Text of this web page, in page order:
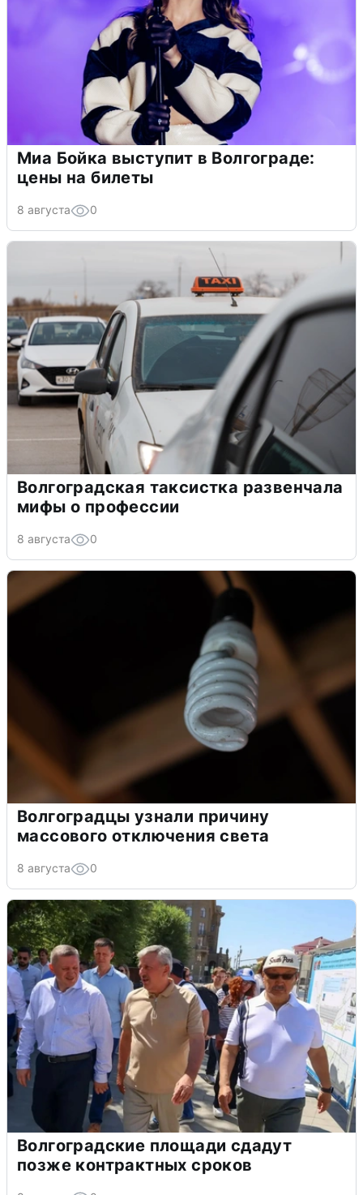
Миа Бойка выступит в Волгограде:
цены на билеты
8 августа 0
Волгоградская таксистка развенчала
мифы о профессии
8 августа 0
Волгоградцы узнали причину
массового отключения света
8 августа 0
Волгоградские площади сдадут
позже контрактных сроков